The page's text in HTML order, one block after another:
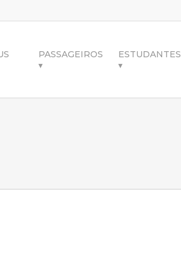
PASSAGEIROS
▾
ESTUDANTES
▾